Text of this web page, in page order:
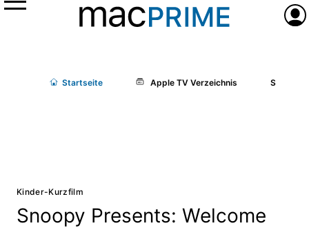
Menü
Startseite Apple TV Verzeichnis Snoopy
Kinder-Kurzfilm
Snoopy Presents: Welcome